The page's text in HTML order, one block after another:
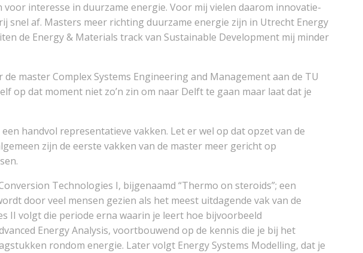
interesse in duurzame energie. Voor mij vielen daarom innovatie-
snel af. Masters meer richting duurzame energie zijn in Utrecht Energy
de Energy & Materials track van Sustainable Development mij minder
master Complex Systems Engineering and Management aan de TU
op dat moment niet zo’n zin om naar Delft te gaan maar laat dat je
handvol representatieve vakken. Let er wel op dat opzet van de
zijn de eerste vakken van de master meer gericht op
Technologies I, bijgenaamd “Thermo on steroids”; een
door veel mensen gezien als het meest uitdagende vak van de
II volgt die periode erna waarin je leert hoe bijvoorbeeld
Energy Analysis, voortbouwend op de kennis die je bij het
rondom energie. Later volgt Energy Systems Modelling, dat je